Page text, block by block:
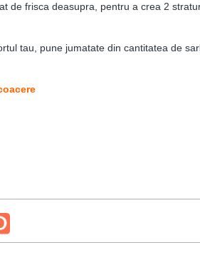
de frisca deasupra, pentru a crea 2
tau, pune jumatate din cantitatea de